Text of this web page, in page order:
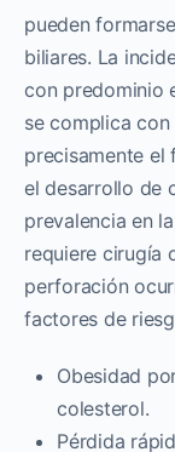
pueden
biliares. La
con predominio
se complica
precisamente
el desarrollo de
prevalencia en
requiere cirugía
perforación
factores de
Obesidad
colesterol.
Pérdida